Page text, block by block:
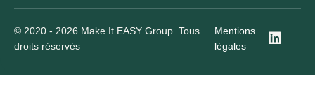
© 2020 - 2026 Make It EASY Group. Tous
droits réservés
Mentions
légales